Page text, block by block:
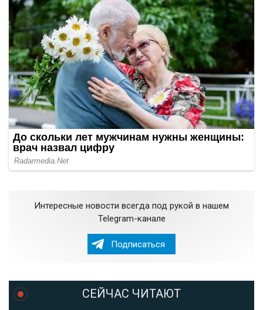
Интересные новости всегда под рукой в нашем
Telegram-канале
Подписаться
СЕЙЧАС ЧИТАЮТ